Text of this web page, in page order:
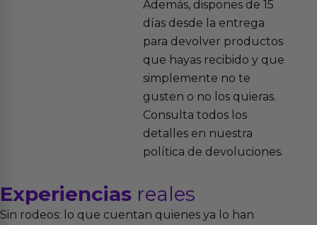
Además, dispones de 15
días desde la entrega
para devolver productos
que hayas recibido y que
simplemente no te
gusten o no los quieras.
Consulta todos los
detalles en nuestra
política de devoluciones.
Experiencias reales
Sin rodeos: lo que cuentan quienes ya lo han